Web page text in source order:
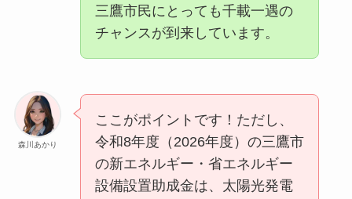
三鷹市民にとっても千載一遇の
チャンスが到来しています。
森川あかり
ここがポイントです！ただし、
令和8年度（2026年度）の三鷹市
の新エネルギー・省エネルギー
設備設置助成金は、太陽光発電